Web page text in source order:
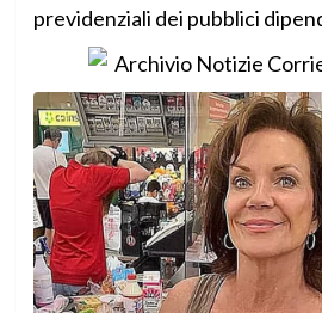
previdenziali dei pubblici